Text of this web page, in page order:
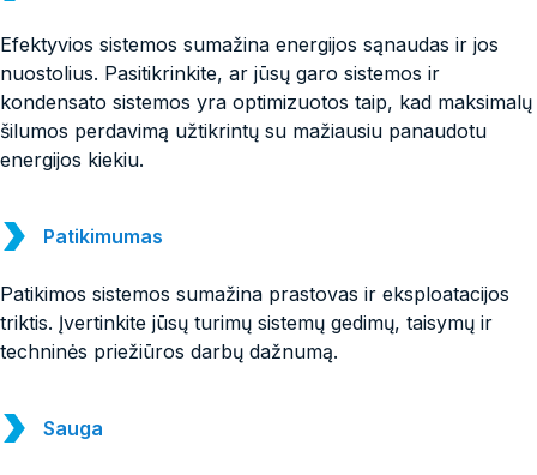
Efektyvios sistemos sumažina energijos sąnaudas ir jos
nuostolius. Pasitikrinkite, ar jūsų garo sistemos ir
kondensato sistemos yra optimizuotos taip, kad maksimalų
šilumos perdavimą užtikrintų su mažiausiu panaudotu
energijos kiekiu.
Patikimumas
Patikimos sistemos sumažina prastovas ir eksploatacijos
triktis. Įvertinkite jūsų turimų sistemų gedimų, taisymų ir
techninės priežiūros darbų dažnumą.
Sauga